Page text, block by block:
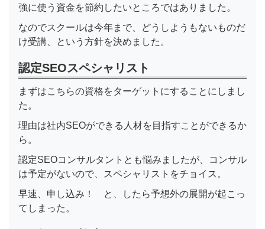
強に使う資金を節約したいところではありました。
なのでスクールは今年まで、どうしようもないものだ
け受講、という方針を決めました。
認定SEOスペシャリスト
まずはこちらの資格をターゲットにすることにしまし
た。
理由は社内SEOができる人材を目指すことができるか
ら。
認定SEOコンサルタントとも悩みましたが、コンサル
は予定がないので、スペシャリストをチョイス。
早速、申し込み！ と、したら予想外の展開が起こっ
てしまった。